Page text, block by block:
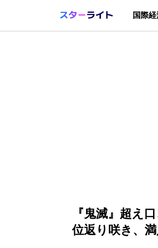
国際経
『鬼滅』超え
位返り咲き、